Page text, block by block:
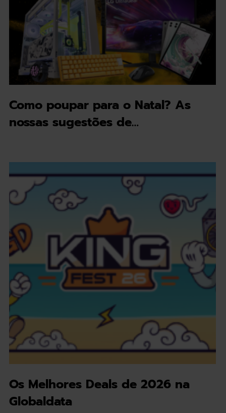
Como poupar para o Natal? As
nossas sugestões de…
Os Melhores Deals de 2026 na
Globaldata